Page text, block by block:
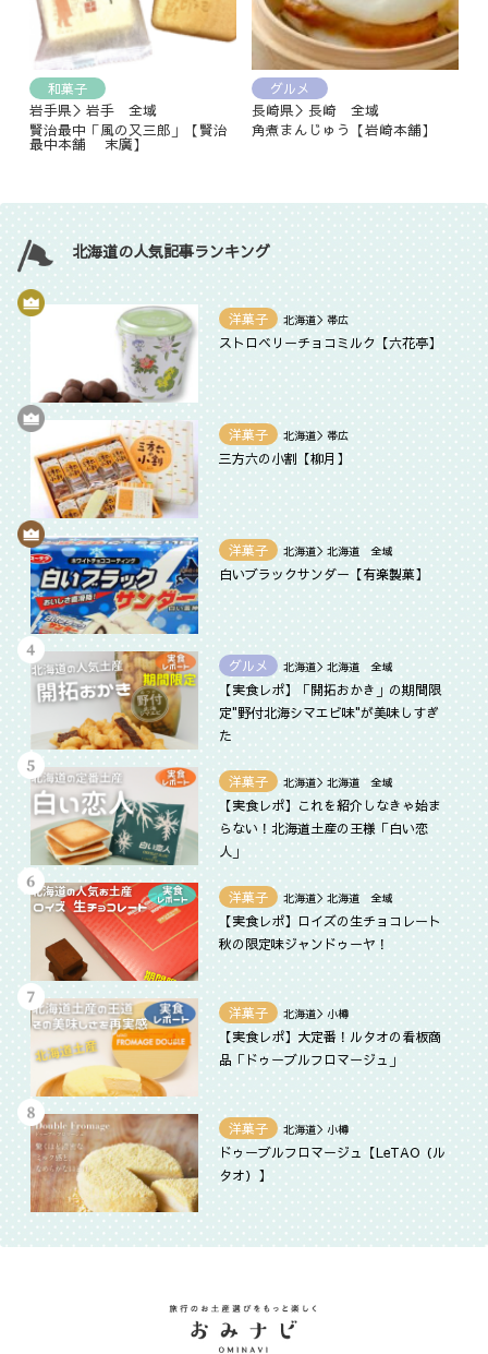
和菓子
岩手県＞岩手 全域
賢治最中「風の又三郎」【賢治
最中本舗 末廣】
グルメ
長崎県＞長崎 全域
角煮まんじゅう【岩崎本舗】
北海道の人気記事ランキング
洋菓子 北海道＞帯広
ストロベリーチョコミルク【六花亭】
洋菓子 北海道＞帯広
三方六の小割【柳月】
洋菓子 北海道＞北海道 全域
白いブラックサンダー【有楽製菓】
グルメ 北海道＞北海道 全域
【実食レポ】「開拓おかき」の期間限
定"野付北海シマエビ味"が美味しすぎ
た
洋菓子 北海道＞北海道 全域
【実食レポ】これを紹介しなきゃ始ま
らない！北海道土産の王様「白い恋
人」
洋菓子 北海道＞北海道 全域
【実食レポ】ロイズの生チョコレート
秋の限定味ジャンドゥーヤ！
洋菓子 北海道＞小樽
【実食レポ】大定番！ルタオの看板商
品「ドゥーブルフロマージュ」
洋菓子 北海道＞小樽
ドゥーブルフロマージュ【LeTAO（ル
タオ）】